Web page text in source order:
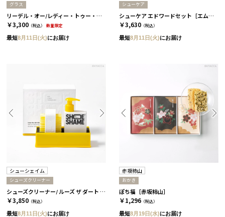
グラス
リーデル・オー/レディー・トゥー・ドリンク
￥3,300 （税込） 数量限定
最短8月11日(火)にお届け
シューケア
シューケア エドワードセット［エム・モゥブレィ］
￥3,630 （税込）
最短8月11日(火)にお届け
シューシェイム
シューズクリーナー
シューズクリーナー/ ルーズ ザ ダート キット［シューシェイム］
￥3,850 （税込）
最短8月11日(火)にお届け
赤坂柿山
おかき
ぽち福［赤坂柿山］
￥1,296 （税込）
最短8月19日(水)にお届け